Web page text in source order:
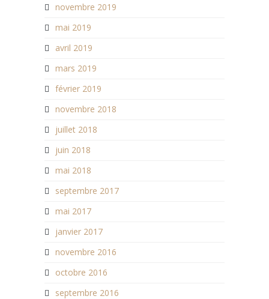
novembre 2019
mai 2019
avril 2019
mars 2019
février 2019
novembre 2018
juillet 2018
juin 2018
mai 2018
septembre 2017
mai 2017
janvier 2017
novembre 2016
octobre 2016
septembre 2016